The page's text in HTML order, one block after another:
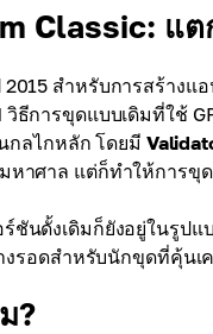
Classic: แต
สำหรับการสร้างแ
ธีการขุดแบบเดิมที่ใช้
กลไกหลัก โดยมี
าศาล แต่ก็ทำให้การขุ
ชันดั้งเดิมก็ยังอยู่ในรูปแ
รอดสำหรับนักขุดที่คุ้น
?